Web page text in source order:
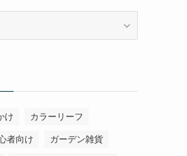
け カラーリーフ
者向け ガーデン雑貨